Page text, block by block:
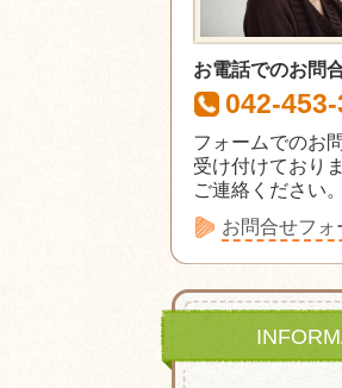
お電話でのお問
042-
フォームでのお
受け付けており
ご連絡ください。
お問合せフォ